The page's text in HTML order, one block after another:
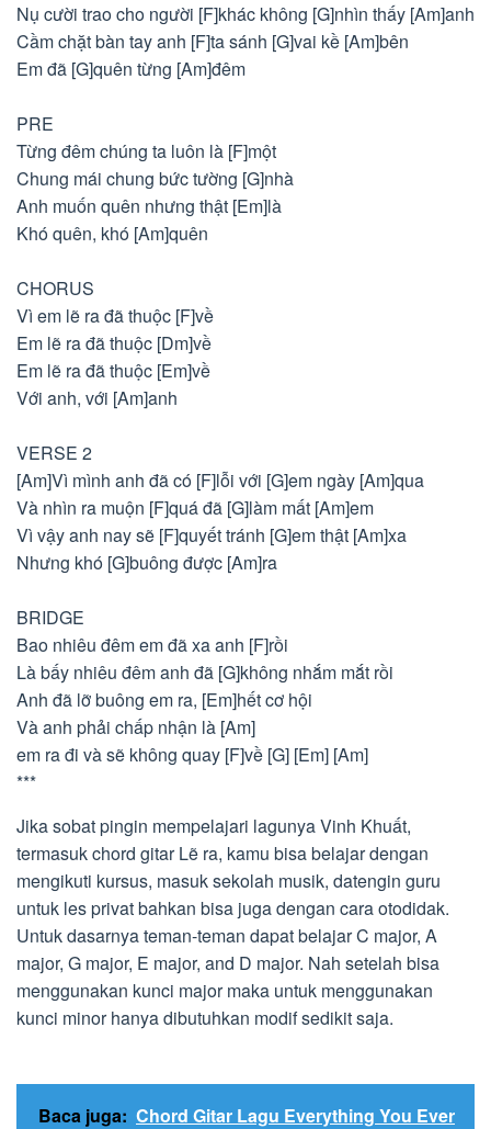
Nụ cười trao cho người [F]khác không [G]nhìn thấy [Am]anh
Cầm chặt bàn tay anh [F]ta sánh [G]vai kề [Am]bên
Em đã [G]quên từng [Am]đêm
PRE
Từng đêm chúng ta luôn là [F]một
Chung mái chung bức tường [G]nhà
Anh muốn quên nhưng thật [Em]là
Khó quên, khó [Am]quên
CHORUS
Vì em lẽ ra đã thuộc [F]về
Em lẽ ra đã thuộc [Dm]về
Em lẽ ra đã thuộc [Em]về
Với anh, với [Am]anh
VERSE 2
[Am]Vì mình anh đã có [F]lỗi với [G]em ngày [Am]qua
Và nhìn ra muộn [F]quá đã [G]làm mất [Am]em
Vì vậy anh nay sẽ [F]quyết tránh [G]em thật [Am]xa
Nhưng khó [G]buông được [Am]ra
BRIDGE
Bao nhiêu đêm em đã xa anh [F]rồi
Là bấy nhiêu đêm anh đã [G]không nhắm mắt rồi
Anh đã lỡ buông em ra, [Em]hết cơ hội
Và anh phải chấp nhận là [Am]
em ra đi và sẽ không quay [F]về [G] [Em] [Am]
***
Jika sobat pingin mempelajari lagunya Vinh Khuất,
termasuk chord gitar Lẽ ra, kamu bisa belajar dengan
mengikuti kursus, masuk sekolah musik, datengin guru
untuk les privat bahkan bisa juga dengan cara otodidak.
Untuk dasarnya teman-teman dapat belajar C major, A
major, G major, E major, and D major. Nah setelah bisa
menggunakan kunci major maka untuk menggunakan
kunci minor hanya dibutuhkan modif sedikit saja.
Baca juga: Chord Gitar Lagu Everything You Ever